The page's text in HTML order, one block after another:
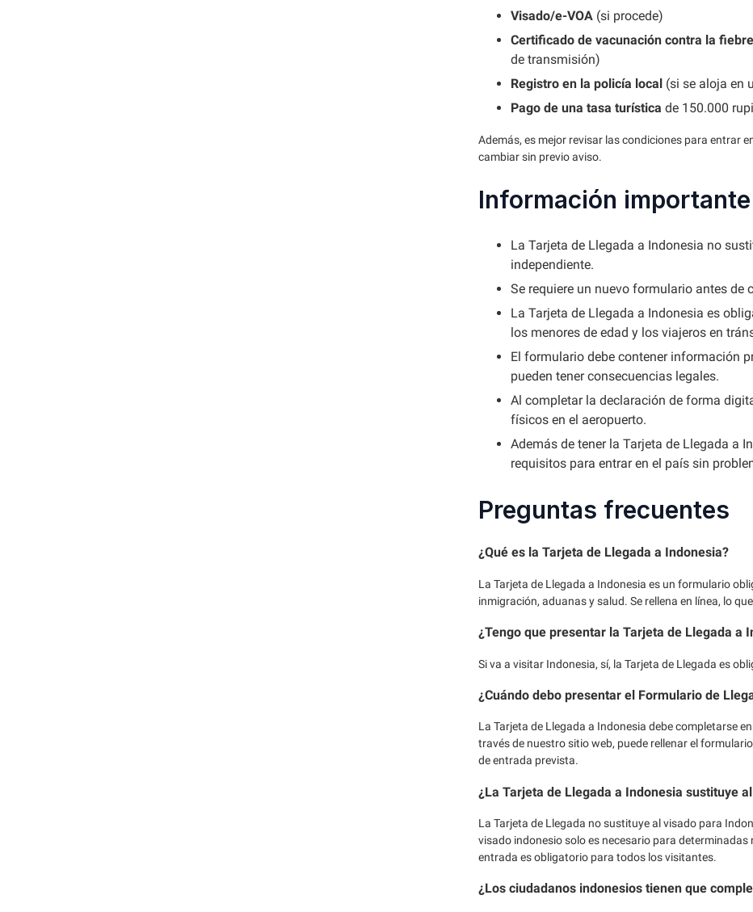
Visado/e-VOA (si procede)
Certificado de vacunación contra la
de transmisión)
Registro en la policía local (si se aloja en
Pago de una tasa turística de 150.000
Además, es mejor revisar las condiciones para entrar
cambiar sin previo aviso.
Información importante
La Tarjeta de Llegada a Indonesia no
independiente.
Se requiere un nuevo formulario antes de
La Tarjeta de Llegada a Indonesia es
los menores de edad y los viajeros en
El formulario debe contener información
pueden tener consecuencias legales.
Al completar la declaración de forma
físicos en el aeropuerto.
Además de tener la Tarjeta de Llegada a
requisitos para entrar en el país sin
Preguntas frecuentes
¿Qué es la Tarjeta de Llegada a Indonesia?
La Tarjeta de Llegada a Indonesia es un formulario
inmigración, aduanas y salud. Se rellena en línea, lo
¿Tengo que presentar la Tarjeta de Llegada a
Si va a visitar Indonesia, sí, la Tarjeta de Llegada es
¿Cuándo debo presentar el Formulario de
La Tarjeta de Llegada a Indonesia debe completarse
través de nuestro sitio web, puede rellenar el
de entrada prevista.
¿La Tarjeta de Llegada a Indonesia sustituye
La Tarjeta de Llegada no sustituye al visado para
visado indonesio solo es necesario para
entrada es obligatorio para todos los visitantes.
¿Los ciudadanos indonesios tienen que